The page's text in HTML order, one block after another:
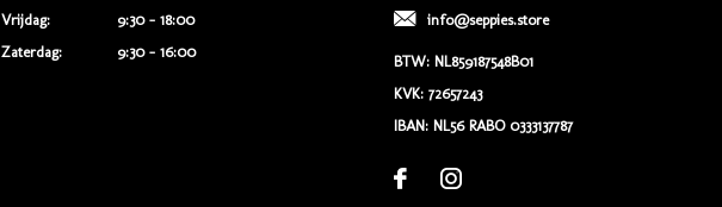
Vrijdag:
Zaterdag:
9:30 - 18:00
9:30 - 16:00
info@seppies.store
BTW: NL859187548B01
KVK: 72657243
IBAN: NL56 RABO 0333137787